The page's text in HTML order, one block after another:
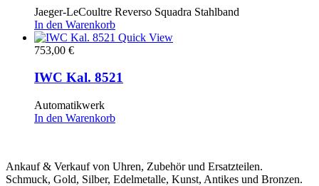
Jaeger-LeCoultre Reverso Squadra Stahlband
In den Warenkorb
Quick View
753,00 €
IWC Kal. 8521
Automatikwerk
In den Warenkorb
Ankauf & Verkauf von Uhren, Zubehör und Ersatzteilen.
Schmuck, Gold, Silber, Edelmetalle, Kunst, Antikes und Bronzen.